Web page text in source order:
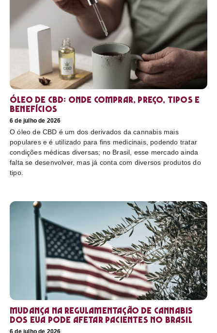
Óleo de CBD: Onde comprar, preço, tipos e
benefícios
6 de julho de 2026
O óleo de CBD é um dos derivados da cannabis mais
populares e é utilizado para fins medicinais, podendo tratar
condições médicas diversas; no Brasil, esse mercado ainda
falta se desenvolver, mas já conta com diversos produtos do
tipo.
Mudança na regulamentação de cannabis
dos EUA pode afetar pacientes no Brasil
6 de julho de 2026